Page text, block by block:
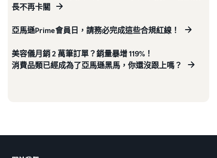
長不再卡關
亞馬遜Prime會員日，請務必完成這些合規紅線！
美容儀月銷 2 萬筆訂單？銷量暴增 119%！
消費品類已經成為了亞馬遜黑馬，你還沒跟上嗎？